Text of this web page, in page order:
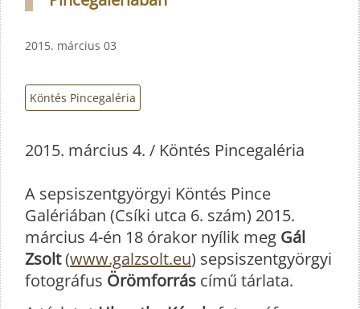
2015. március 03
Köntés Pincegaléria
2015. március 4. / Köntés Pincegaléria
A sepsiszentgyörgyi Köntés Pince
Galériában (Csíki utca 6. szám) 2015.
március 4-én 18 órakor nyílik meg Gál
Zsolt(www.galzsolt.eu) sepsiszentgyörgyi
fotográfus Örömforrás című tárlata.